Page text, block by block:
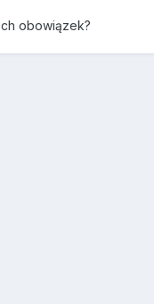
obowiązek?